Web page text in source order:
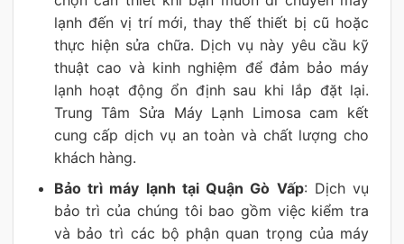
lạnh đến vị trí mới, thay thế thiết bị cũ hoặc
thực hiện sửa chữa. Dịch vụ này yêu cầu kỹ
thuật cao và kinh nghiệm để đảm bảo máy
lạnh hoạt động ổn định sau khi lắp đặt lại.
Trung Tâm Sửa Máy Lạnh Limosa cam kết
cung cấp dịch vụ an toàn và chất lượng cho
khách hàng.
Bảo trì máy lạnh tại Quận Gò Vấp: Dịch vụ
bảo trì của chúng tôi bao gồm việc kiểm tra
và bảo trì các bộ phận quan trọng của máy